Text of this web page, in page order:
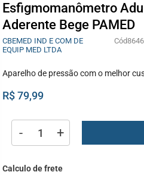
Esfigmomanômetro
Aderente Bege PAMED
CBEMED IND E COM DE
EQUIP MED LTDA
8646
Aparelho de pressão com o melhor
R$ 79,99
- +